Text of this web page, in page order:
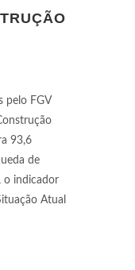
pelo FGV
93,6
de
o indicador
Atual